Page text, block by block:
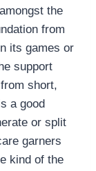
the
from
its games or
support
short,
a good
or split
garners
kind of the